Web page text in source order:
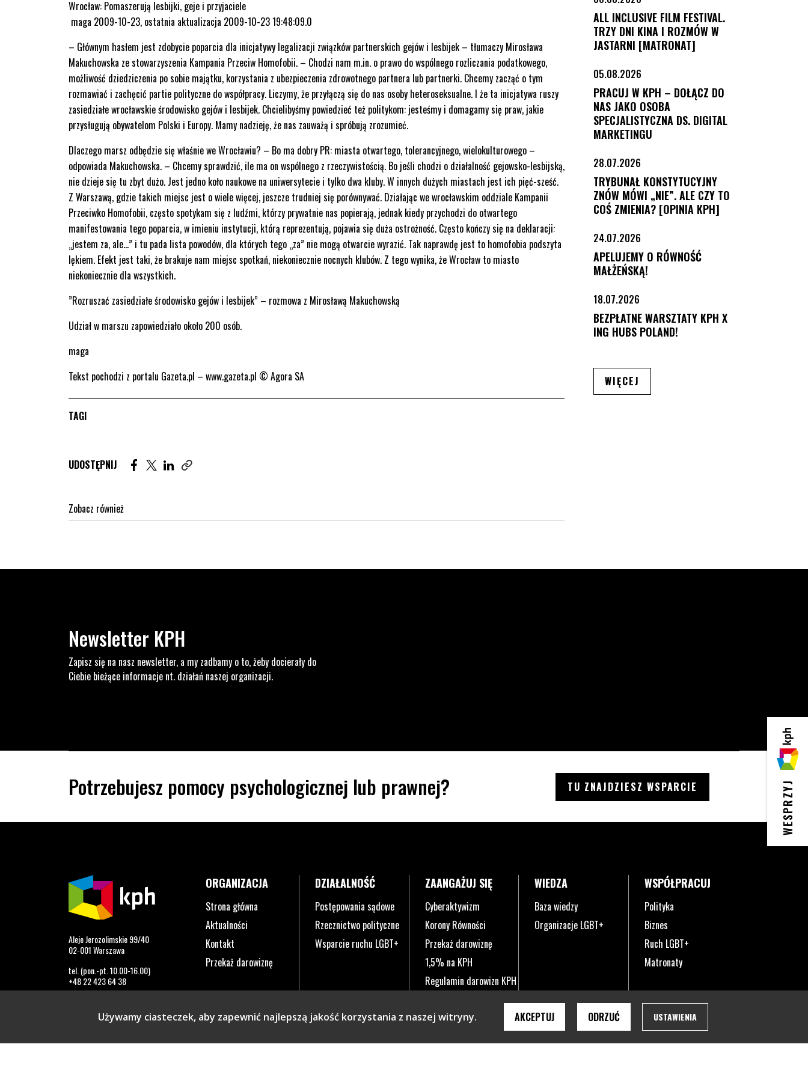
WESPRZYJ
KPH
Wrocław: Pomaszerują lesbijki, geje i przyjaciele
maga 2009-10-23, ostatnia aktualizacja 2009-10-23 19:48:09.0
– Głównym hasłem jest zdobycie poparcia dla inicjatywy legalizacji związków partnerskich gejów i lesbijek – tłumaczy Mirosława
Makuchowska ze stowarzyszenia Kampania Przeciw Homofobii. – Chodzi nam m.in. o prawo do wspólnego rozliczania podatkowego,
możliwość dziedziczenia po sobie majątku, korzystania z ubezpieczenia zdrowotnego partnera lub partnerki. Chcemy zacząć o tym
rozmawiać i zachęcić partie polityczne do współpracy. Liczymy, że przyłączą się do nas osoby heteroseksualne. I że ta inicjatywa ruszy
zasiedziałe wrocławskie środowisko gejów i lesbijek. Chcielibyśmy powiedzieć też politykom: jesteśmy i domagamy się praw, jakie
przysługują obywatelom Polski i Europy. Mamy nadzieję, że nas zauważą i spróbują zrozumieć.
Dlaczego marsz odbędzie się właśnie we Wrocławiu? – Bo ma dobry PR: miasta otwartego, tolerancyjnego, wielokulturowego –
odpowiada Makuchowska. – Chcemy sprawdzić, ile ma on wspólnego z rzeczywistością. Bo jeśli chodzi o działalność gejowsko-lesbijską,
nie dzieje się tu zbyt dużo. Jest jedno koło naukowe na uniwersytecie i tylko dwa kluby. W innych dużych miastach jest ich pięć-sześć.
Z Warszawą, gdzie takich miejsc jest o wiele więcej, jeszcze trudniej się porównywać. Działając we wrocławskim oddziale Kampanii
Przeciwko Homofobii, często spotykam się z ludźmi, którzy prywatnie nas popierają, jednak kiedy przychodzi do otwartego
manifestowania tego poparcia, w imieniu instytucji, którą reprezentują, pojawia się duża ostrożność. Często kończy się na deklaracji:
„jestem za, ale…” i tu pada lista powodów, dla których tego „za” nie mogą otwarcie wyrazić. Tak naprawdę jest to homofobia podszyta
lękiem. Efekt jest taki, że brakuje nam miejsc spotkań, niekoniecznie nocnych klubów. Z tego wynika, że Wrocław to miasto
niekoniecznie dla wszystkich.
”Rozruszać zasiedziałe środowisko gejów i lesbijek” – rozmowa z Mirosławą Makuchowską
Udział w marszu zapowiedziało około 200 osób.
maga
Tekst pochodzi z portalu Gazeta.pl – www.gazeta.pl © Agora SA
TAGI
UDOSTĘPNIJ Udostępnij artykuł na Facebook. Strona otwiera się w nowym oknie.
Udostępnij artykuł na Twitter. Strona otwiera się w nowym oknie.
Udostępnij artykuł na Linkedin. Strona otwiera się w nowym oknie.
Zobacz również
ALL INCLUSIVE FILM FESTIVAL.
TRZY DNI KINA I ROZMÓW W
JASTARNI [MATRONAT]
05.08.2026
PRACUJ W KPH – DOŁĄCZ DO
NAS JAKO OSOBA
SPECJALISTYCZNA DS. DIGITAL
MARKETINGU
28.07.2026
TRYBUNAŁ KONSTYTUCYJNY
ZNÓW MÓWI „NIE”. ALE CZY TO
COŚ ZMIENIA? [OPINIA KPH]
24.07.2026
APELUJEMY O RÓWNOŚĆ
MAŁŻEŃSKĄ!
18.07.2026
BEZPŁATNE WARSZTATY KPH X
ING HUBS POLAND!
WIĘCEJ
Newsletter KPH
Zapisz się na nasz newsletter, a my zadbamy o to, żeby docierały do
Ciebie bieżące informacje nt. działań naszej organizacji.
Potrzebujesz pomocy psychologicznej lub prawnej? TU ZNAJDZIESZ WSPARCIE
Aleje Jerozolimskie 99/40
02-001 Warszawa
tel. (pon.-pt. 10.00-16.00)
+48 22 423 64 38
ORGANIZACJA
Strona główna
Aktualności
Kontakt
Przekaż darowiznę
DZIAŁALNOŚĆ
Postępowania sądowe
Rzecznictwo polityczne
Wsparcie ruchu LGBT+
ZAANGAŻUJ SIĘ
Cyberaktywizm
Korony Równości
Przekaż darowiznę
1,5% na KPH
Regulamin darowizn KPH
WIEDZA
Baza wiedzy
Organizacje LGBT+
WSPÓŁPRACUJ
Polityka
Biznes
Ruch LGBT+
Matronaty
Używamy ciasteczek, aby zapewnić najlepszą jakość korzystania z naszej witryny. AKCEPTUJ ODRZUĆ USTAWIENIA